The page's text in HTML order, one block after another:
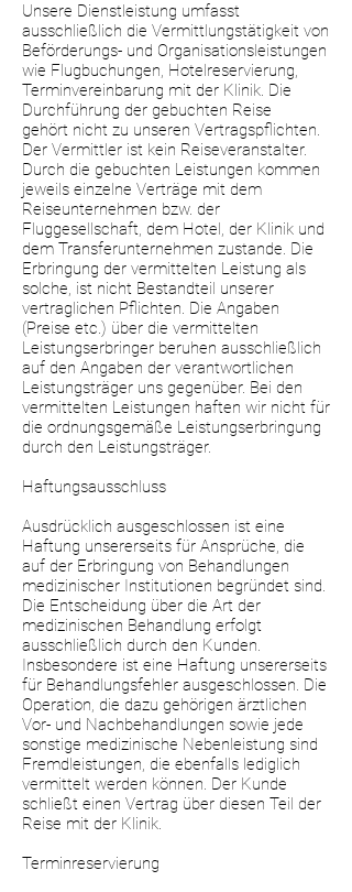
Unsere Dienstleistung umfasst
ausschließlich die Vermittlungstätigkeit von
Beförderungs- und Organisationsleistungen
wie Flugbuchungen, Hotelreservierung,
Terminvereinbarung mit der Klinik. Die
Durchführung der gebuchten Reise
gehört nicht zu unseren Vertragspflichten.
Der Vermittler ist kein Reiseveranstalter.
Durch die gebuchten Leistungen kommen
jeweils einzelne Verträge mit dem
Reiseunternehmen bzw. der
Fluggesellschaft, dem Hotel, der Klinik und
dem Transferunternehmen zustande. Die
Erbringung der vermittelten Leistung als
solche, ist nicht Bestandteil unserer
vertraglichen Pflichten. Die Angaben
(Preise etc.) über die vermittelten
Leistungserbringer beruhen ausschließlich
auf den Angaben der verantwortlichen
Leistungsträger uns gegenüber. Bei den
vermittelten Leistungen haften wir nicht für
die ordnungsgemäße Leistungserbringung
durch den Leistungsträger.
Haftungsausschluss
Ausdrücklich ausgeschlossen ist eine
Haftung unsererseits für Ansprüche, die
auf der Erbringung von Behandlungen
medizinischer Institutionen begründet sind.
Die Entscheidung über die Art der
medizinischen Behandlung erfolgt
ausschließlich durch den Kunden.
Insbesondere ist eine Haftung unsererseits
für Behandlungsfehler ausgeschlossen. Die
Operation, die dazu gehörigen ärztlichen
Vor- und Nachbehandlungen sowie jede
sonstige medizinische Nebenleistung sind
Fremdleistungen, die ebenfalls lediglich
vermittelt werden können. Der Kunde
schließt einen Vertrag über diesen Teil der
Reise mit der Klinik.
Terminreservierung